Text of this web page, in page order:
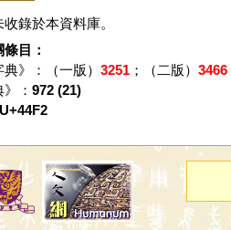
收錄於本資料庫。
目：
典》：（一版） 3251；（二版） 3466
： 972 (21)
U+44F2